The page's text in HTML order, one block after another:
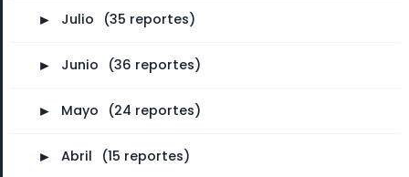
► Julio (35 reportes)
► Junio (36 reportes)
► Mayo (24 reportes)
► Abril (15 reportes)